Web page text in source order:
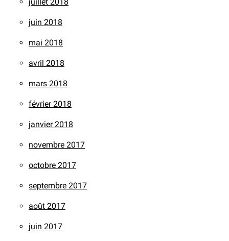
juin 2018
mai 2018
avril 2018
mars 2018
février 2018
janvier 2018
novembre 2017
octobre 2017
septembre 2017
août 2017
juin 2017